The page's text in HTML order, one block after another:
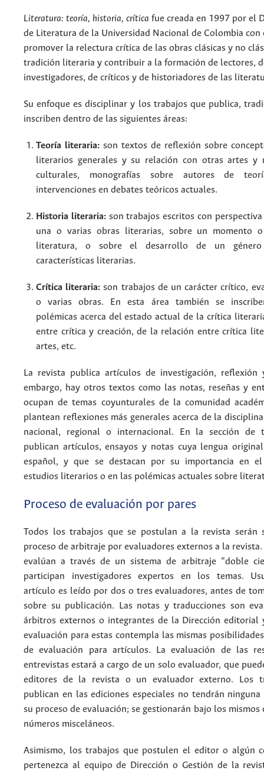
Literatura: teoría, historia, crítica fue creada en 1997 por el
de Literatura de la Universidad Nacional de Colombia
promover la relectura crítica de las obras clásicas y no
tradición literaria y contribuir a la formación de lectores,
investigadores, de críticos y de historiadores de las
Su enfoque es disciplinar y los trabajos que publica,
inscriben dentro de las siguientes áreas:
Teoría literaria: son textos de reflexión sobre
literarios generales y su relación con otras artes y
culturales, monografías sobre autores de
intervenciones en debates teóricos actuales.
Historia literaria:son trabajos escritos con
una o varias obras literarias, sobre un momento
literatura, o sobre el desarrollo de un
características literarias.
Crítica literaria: son trabajos de un carácter crítico,
o varias obras. En esta área también se
polémicas acerca del estado actual de la crítica
entre crítica y creación, de la relación entre crítica
artes, etc.
La revista publica artículos de investigación,
embargo, hay otros textos como las notas, reseñas y
ocupan de temas coyunturales de la comunidad
plantean reflexiones más generales acerca de la
nacional, regional o internacional. En la sección de
publican artículos, ensayos y notas cuya lengua
español, y que se destacan por su importancia en
estudios literarios o en las polémicas actuales sobre
Proceso de evaluación por pares
Todos los trabajos que se postulan a la revista serán
proceso de arbitraje por evaluadores externos a la
evalúan a través de un sistema de arbitraje “doble
participan investigadores expertos en los temas.
artículo es leído por dos o tres evaluadores, antes de
sobre su publicación. Las notas y traducciones son
árbitros externos o integrantes de la Dirección editorial
evaluación para estas contempla las mismas
de evaluación para artículos. La evaluación de las
entrevistas estará a cargo de un solo evaluador, que
editores de la revista o un evaluador externo. Los
publican en las ediciones especiales no tendrán
su proceso de evaluación; se gestionarán bajo los
números misceláneos.
Asimismo, los trabajos que postulen el editor o algún
pertenezca al equipo de Dirección o Gestión de la